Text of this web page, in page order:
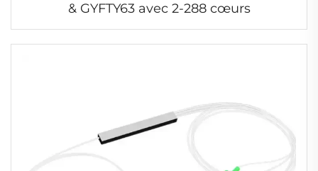
& GYFTY63 avec 2-288 cœurs